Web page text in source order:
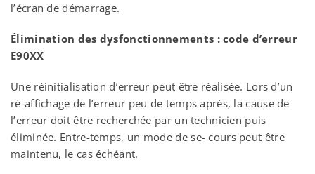
l’écran de démarrage.
Élimination des dysfonctionnements : code d’erreur
E90XX
Une réinitialisation d’erreur peut être réalisée. Lors d’un
ré-affichage de l’erreur peu de temps après, la cause de
l’erreur doit être recherchée par un technicien puis
éliminée. Entre-temps, un mode de se- cours peut être
maintenu, le cas échéant.